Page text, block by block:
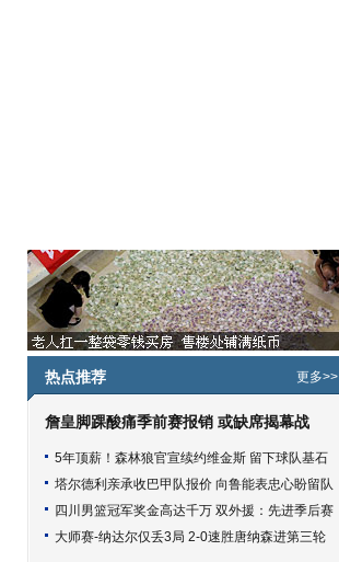
热点推荐 更多>>
詹皇脚踝酸痛季前赛报销 或缺席揭幕战
5年顶薪！森林狼官宣续约维金斯 留下球队基石
塔尔德利亲承收巴甲队报价 向鲁能表忠心盼留队
四川男篮冠军奖金高达千万 双外援：先进季后赛
大师赛-纳达尔仅丢3局 2-0速胜唐纳森进第三轮